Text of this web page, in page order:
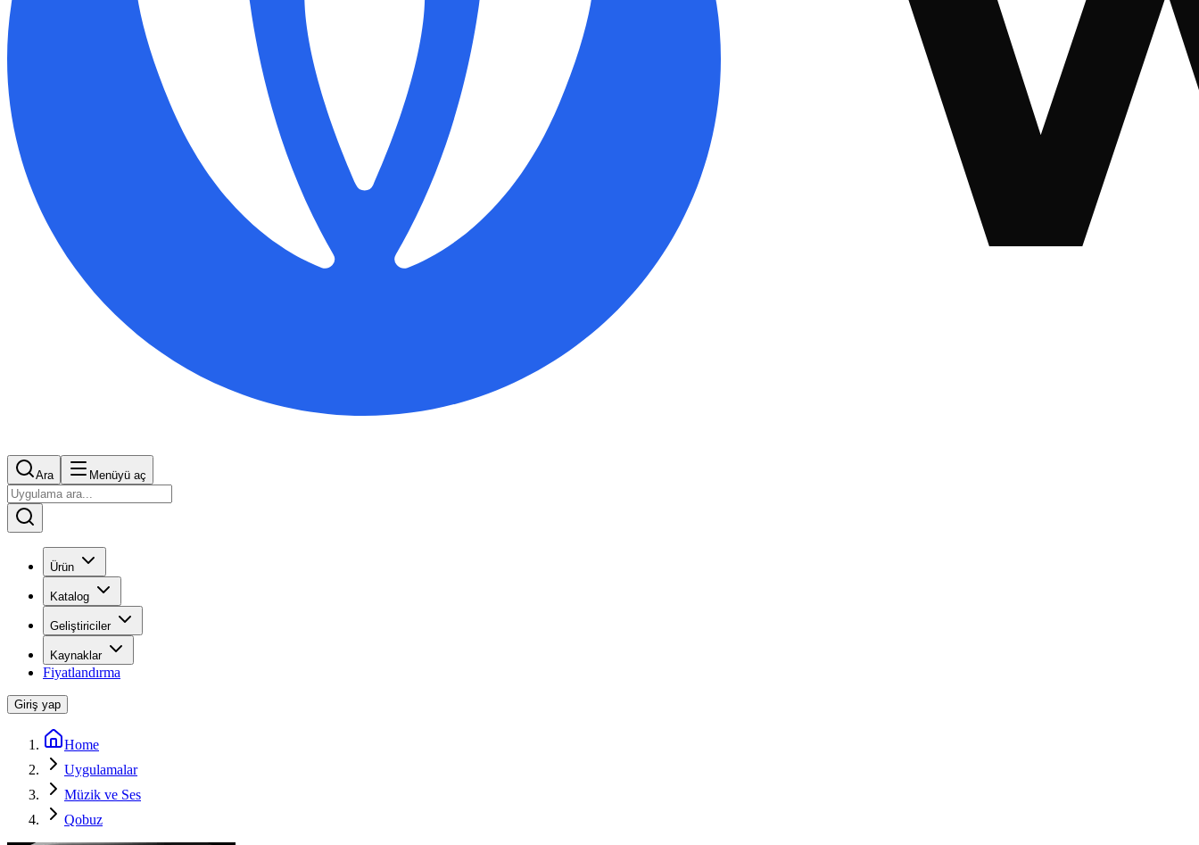
Ara Menüyü aç
Ürün
Katalog
Geliştiriciler
Kaynaklar
Fiyatlandırma
Giriş yap
Home
Uygulamalar
Müzik ve Ses
Qobuz